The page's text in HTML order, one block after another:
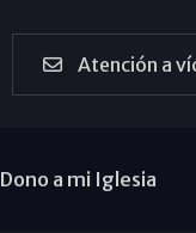
Atención a
Dono a mi Iglesia